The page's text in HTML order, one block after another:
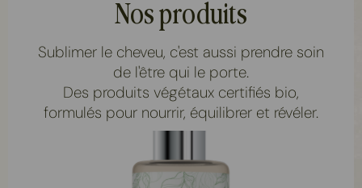
Nos produits
Sublimer le cheveu, c'est aussi prendre soin
de l'être qui le porte.
Des produits végétaux certifiés bio,
formulés pour nourrir, équilibrer et révéler.